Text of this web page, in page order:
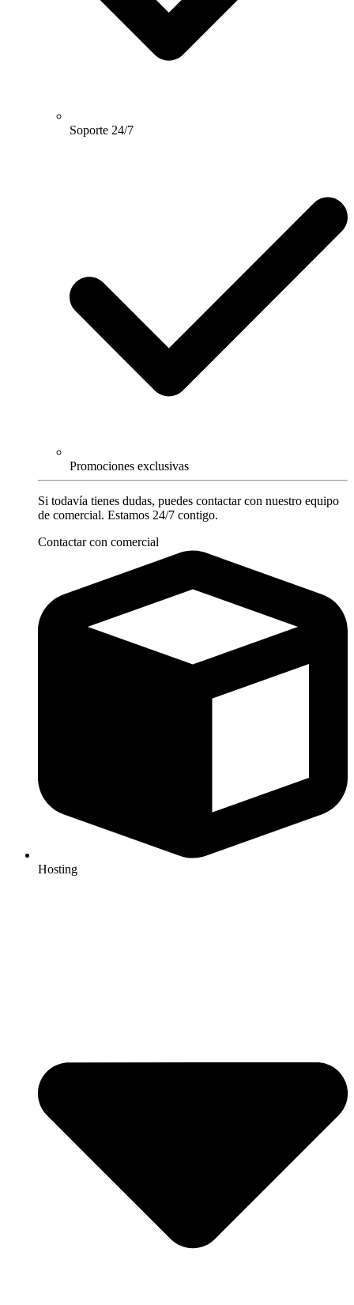
Soporte 24/7
Promociones exclusivas
Si todavía tienes dudas, puedes contactar con nuestro equipo
de comercial. Estamos 24/7 contigo.
Contactar con comercial
Hosting